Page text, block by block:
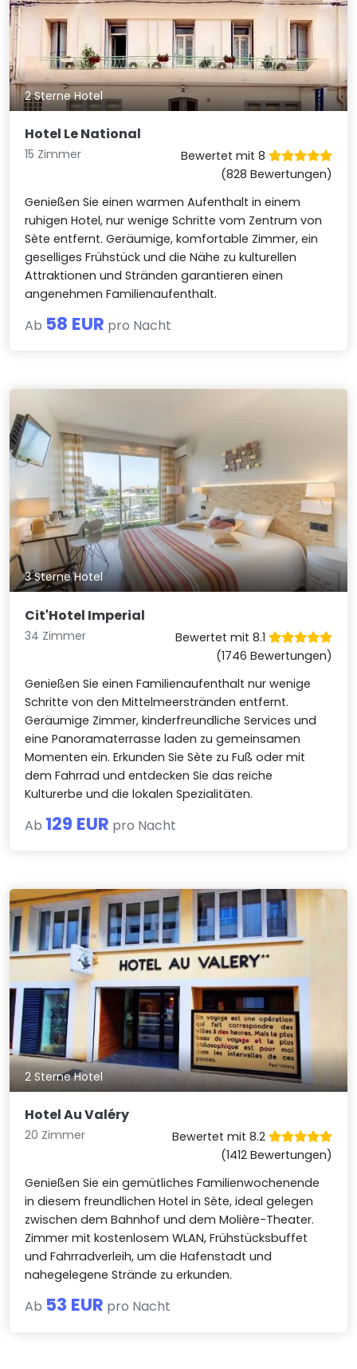
2 Sterne Hotel
Hotel Le National
15 Zimmer
Bewertet mit 8
(828 Bewertungen)
Genießen Sie einen warmen Aufenthalt in einem
ruhigen Hotel, nur wenige Schritte vom Zentrum von
Sète entfernt. Geräumige, komfortable Zimmer, ein
geselliges Frühstück und die Nähe zu kulturellen
Attraktionen und Stränden garantieren einen
angenehmen Familienaufenthalt.
Ab 58 EUR pro Nacht
3 Sterne Hotel
Cit'Hotel Imperial
34 Zimmer
Bewertet mit 8.1
(1746 Bewertungen)
Genießen Sie einen Familienaufenthalt nur wenige
Schritte von den Mittelmeerstränden entfernt.
Geräumige Zimmer, kinderfreundliche Services und
eine Panoramaterrasse laden zu gemeinsamen
Momenten ein. Erkunden Sie Sète zu Fuß oder mit
dem Fahrrad und entdecken Sie das reiche
Kulturerbe und die lokalen Spezialitäten.
Ab 129 EUR pro Nacht
2 Sterne Hotel
Hotel Au Valéry
20 Zimmer
Bewertet mit 8.2
(1412 Bewertungen)
Genießen Sie ein gemütliches Familienwochenende
in diesem freundlichen Hotel in Sète, ideal gelegen
zwischen dem Bahnhof und dem Molière-Theater.
Zimmer mit kostenlosem WLAN, Frühstücksbuffet
und Fahrradverleih, um die Hafenstadt und
nahegelegene Strände zu erkunden.
Ab 53 EUR pro Nacht